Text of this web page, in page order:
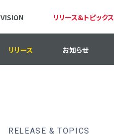
VISION リリース&トピックス
リリース お知らせ
RELEASE & TOPICS